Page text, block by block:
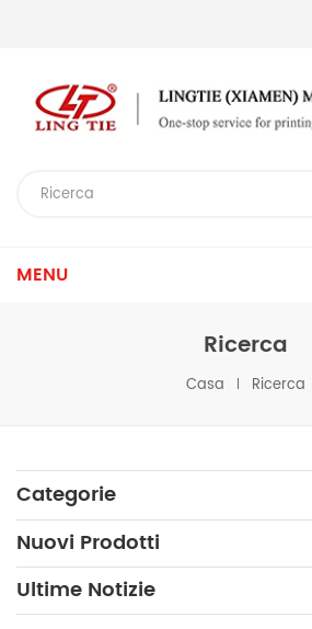
MENU
Ricerca
Casa Ricerca
Categorie
Nuovi Prodotti
Ultime Notizie